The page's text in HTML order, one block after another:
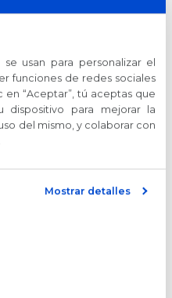
usan para personalizar el
funciones de redes sociales
“Aceptar”, tú aceptas que
dispositivo para mejorar la
del mismo, y colaborar con
Mostrar detalles